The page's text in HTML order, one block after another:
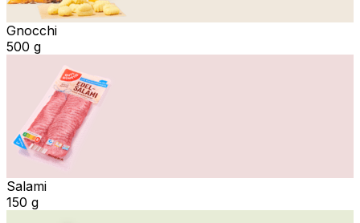
Gnocchi
500 g
Salami
150 g